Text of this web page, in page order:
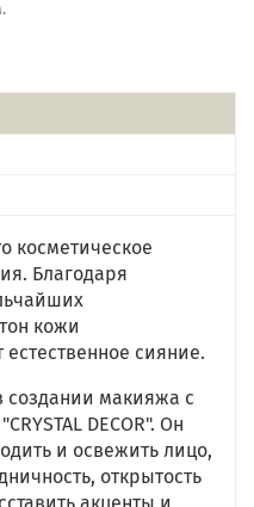
косметическое
Благодаря
кожи
сияние.
создании макияжа с
DECOR". Он
и освежить лицо,
открытость